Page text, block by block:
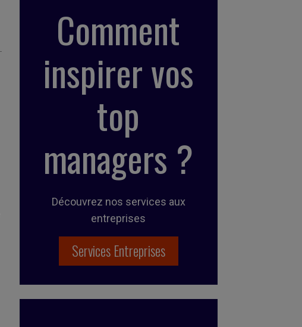
Comment
inspirer vos
top
managers ?
Découvrez nos services aux
entreprises
Services Entreprises